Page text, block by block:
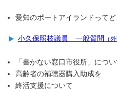
愛知のポートアイランドってど
小久保照枝議員 一般質問 （
「書かない窓口市役所」につい
高齢者の補聴器購入助成を
終活支援について